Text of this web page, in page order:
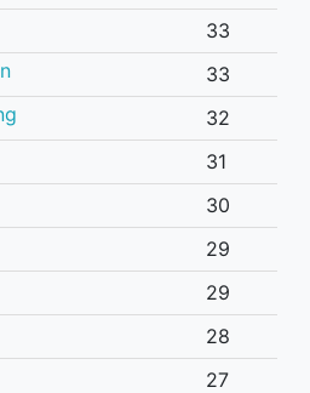
33
33
32
31
30
29
29
28
27